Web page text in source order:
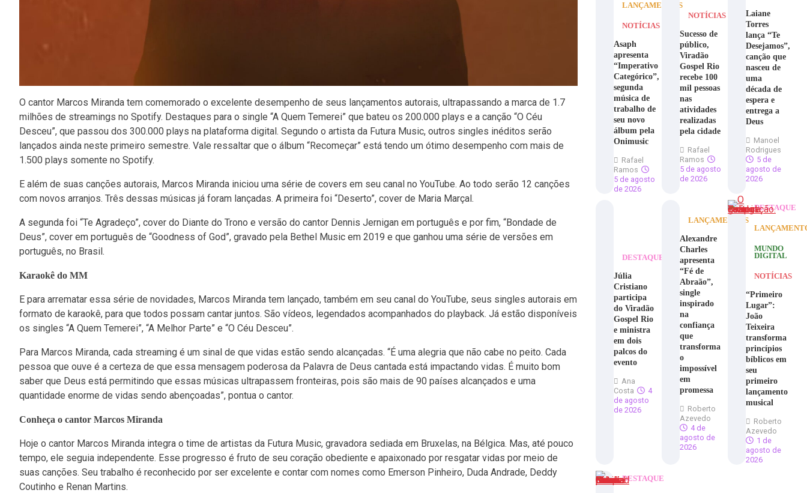
O cantor Marcos Miranda tem comemorado o excelente desempenho de seus lançamentos autorais, ultrapassando a marca de 1.7
milhões de streamings no Spotify. Destaques para o single “A Quem Temerei” que bateu os 200.000 plays e a canção “O Céu
Desceu”, que passou dos 300.000 plays na plataforma digital. Segundo o artista da Futura Music, outros singles inéditos serão
lançados ainda neste primeiro semestre. Vale ressaltar que o álbum “Recomeçar” está tendo um ótimo desempenho com mais de
1.500 plays somente no Spotify.
E além de suas canções autorais, Marcos Miranda iniciou uma série de covers em seu canal no YouTube. Ao todo serão 12 canções
com novos arranjos. Três dessas músicas já foram lançadas. A primeira foi “Deserto”, cover de Maria Marçal.
A segunda foi “Te Agradeço”, cover do Diante do Trono e versão do cantor Dennis Jernigan em português e por fim, “Bondade de
Deus”, cover em português de “Goodness of God”, gravado pela Bethel Music em 2019 e que ganhou uma série de versões em
português, no Brasil.
Karaokê do MM
E para arrematar essa série de novidades, Marcos Miranda tem lançado, também em seu canal do YouTube, seus singles autorais em
formato de karaokê, para que todos possam cantar juntos. São vídeos, legendados acompanhados do playback. Já estão disponíveis
os singles “A Quem Temerei”, “A Melhor Parte” e “O Céu Desceu”.
Para Marcos Miranda, cada streaming é um sinal de que vidas estão sendo alcançadas. “É uma alegria que não cabe no peito. Cada
pessoa que ouve é a certeza de que essa mensagem poderosa da Palavra de Deus cantada está impactando vidas. É muito bom
saber que Deus está permitindo que essas músicas ultrapassem fronteiras, pois são mais de 90 países alcançados e uma
quantidade enorme de vidas sendo abençoadas”, pontua o cantor.
Conheça o cantor Marcos Miranda
Hoje o cantor Marcos Miranda integra o time de artistas da Futura Music, gravadora sediada em Bruxelas, na Bélgica. Mas, até pouco
tempo, ele seguia independente. Esse progresso é fruto de seu coração obediente e apaixonado por resgatar vidas por meio de
suas canções. Seu trabalho é reconhecido por ser excelente e contar com nomes como Emerson Pinheiro, Duda Andrade, Deddy
Coutinho e Renan Martins.
LANÇAMENTOS
NOTÍCIAS
Asaph
apresenta
“Imperativo
Categórico”,
segunda
música de
trabalho de
seu novo
álbum pela
Onimusic
Rafael
Ramos
5 de agosto
de 2026
NOTÍCIAS
Sucesso de
público,
Viradão
Gospel Rio
recebe 100
mil pessoas
nas
atividades
realizadas
pela cidade
Rafael
Ramos
5 de agosto
de 2026
Laiane
Torres
lança “Te
Desejamos”,
canção que
nasceu de
uma
década de
espera e
entrega a
Deus
Manoel
Rodrigues
5 de
agosto de
2026
DESTAQUE
Júlia
Cristiano
participa
do Viradão
Gospel Rio
e ministra
em dois
palcos do
evento
Ana
Costa
4
de agosto
de 2026
LANÇAMENTOS
Alexandre
Charles
apresenta
“Fé de
Abraão”,
single
inspirado
na
confiança
que
transforma
o
impossível
em
promessa
Roberto
Azevedo
4 de
agosto de
2026
DESTAQUE
MUNDO
DIGITAL
NOTÍCIAS
“Primeiro
Lugar”:
João
Teixeira
transforma
princípios
bíblicos em
seu
primeiro
lançamento
musical
Roberto
Azevedo
1 de
agosto de
2026
DESTAQUE